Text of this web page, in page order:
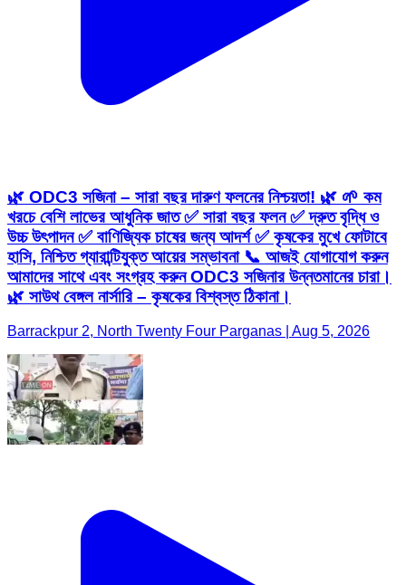
🌿 ODC3 সজিনা – সারা বছর দারুণ ফলনের নিশ্চয়তা! 🌿 🌱 কম
খরচে বেশি লাভের আধুনিক জাত ✅ সারা বছর ফলন ✅ দ্রুত বৃদ্ধি ও
উচ্চ উৎপাদন ✅ বাণিজ্যিক চাষের জন্য আদর্শ ✅ কৃষকের মুখে ফোটাবে
হাসি, নিশ্চিত গ্যারান্টিযুক্ত আয়ের সম্ভাবনা 📞 আজই যোগাযোগ করুন
আমাদের সাথে এবং সংগ্রহ করুন ODC3 সজিনার উন্নতমানের চারা।
🌿 সাউথ বেঙ্গল নার্সারি – কৃষকের বিশ্বস্ত ঠিকানা।
Barrackpur 2, North Twenty Four Parganas | Aug 5, 2026